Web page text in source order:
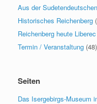
Aus der
Historisches Reichenberg
Reichenberg heute Liberec
Termin / Veranstaltung (48)
Seiten
Das Isergebirgs-Museum